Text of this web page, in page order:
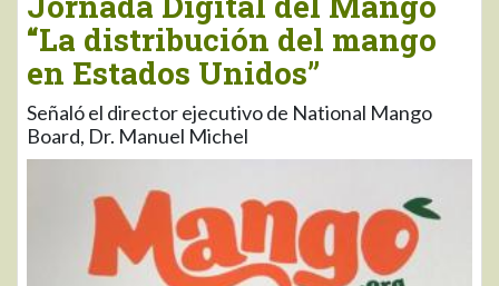
“La distribución del mango
en Estados Unidos”
Señaló el director ejecutivo de National Mango
Board, Dr. Manuel Michel